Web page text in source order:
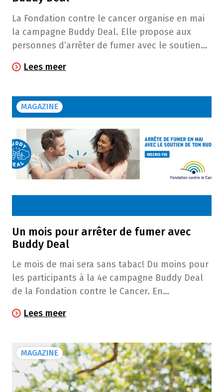
La Fondation contre le cancer organise en mai
la campagne Buddy Deal. Elle propose aux
personnes d’arrêter de fumer avec le soutien
Sébastien s’est lancé dans l’aventure avec son
écrivant une lettre.
Lees meer
MAGAZINE
Un mois pour arrêter de fumer avec
Buddy Deal
Le mois de mai sera sans tabac! Du moins pour
les participants à la 4e campagne Buddy Deal
de la Fondation contre le Cancer. En
plus de chances d’arrêter définitivement. En ce
Lees meer
MAGAZINE